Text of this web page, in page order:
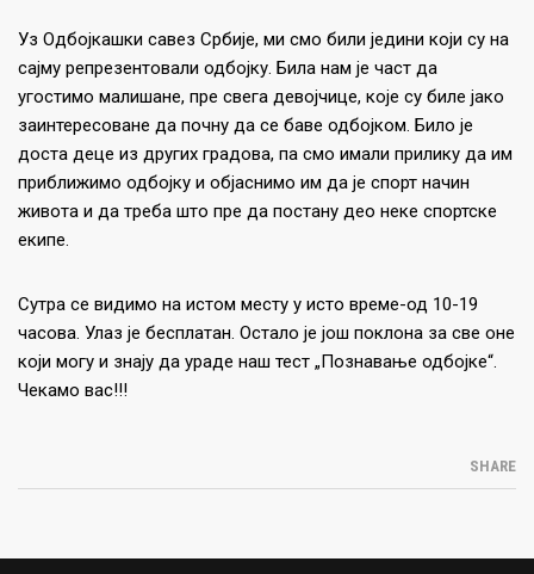
Уз Одбојкашки савез Србије, ми смо били једини који су на
сајму репрезентовали одбојку. Била нам је част да
угостимо малишане, пре свега девојчице, које су биле јако
заинтересоване да почну да се баве одбојком. Било је
доста деце из других градова, па смо имали прилику да им
приближимо одбојку и објаснимо им да је спорт начин
живота и да треба што пре да постану део неке спортске
екипе.
Сутра се видимо на истом месту у исто време-од 10-19
часова. Улаз је бесплатан. Остало је још поклона за све оне
који могу и знају да ураде наш тест „Познавање одбојке“.
Чекамо вас!!!
SHARE